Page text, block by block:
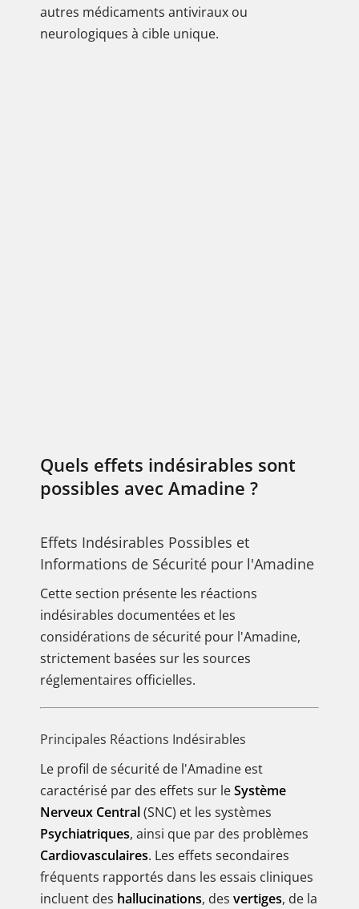
autres médicaments antiviraux ou
neurologiques à cible unique.
Quels effets indésirables sont
possibles avec Amadine ?
Effets Indésirables Possibles et
Informations de Sécurité pour l'Amadine
Cette section présente les réactions
indésirables documentées et les
considérations de sécurité pour l'Amadine,
strictement basées sur les sources
réglementaires officielles.
Principales Réactions Indésirables
Le profil de sécurité de l'Amadine est
caractérisé par des effets sur leSystème
Nerveux Central(SNC) et les systèmes
Psychiatriques, ainsi que par des problèmes
Cardiovasculaires. Les effets secondaires
fréquents rapportés dans les essais cliniques
incluent des hallucinations, des vertiges, de la